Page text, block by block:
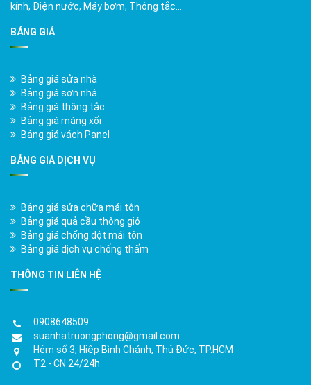
kính, Điện nước, Máy bơm, Thông tắc…
BẢNG GIÁ
Bảng giá sửa nhà
Bảng giá sơn nhà
Bảng giá thông tắc
Bảng giá máng xối
Bảng giá vách Panel
BẢNG GIÁ DỊCH VỤ
Bảng giá sửa chữa mái tôn
Bảng giá quả cầu thông gió
Bảng giá chống dột mái tôn
Bảng giá dịch vụ chống thấm
THÔNG TIN LIÊN HỆ
0908648509
suanhatruongphong@gmail.com
Hẻm số 3, Hiệp Bình Chánh, Thủ Đức, TP.HCM
T2 - CN 24/24h